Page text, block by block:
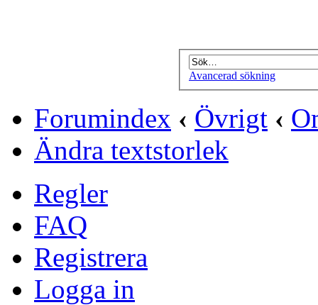
Avancerad sökning
Forumindex ‹ Övrigt ‹
Ändra textstorlek
Regler
FAQ
Registrera
Logga in